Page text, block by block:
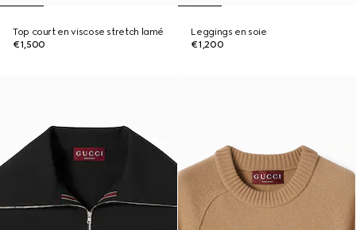
Top court en viscose stretch lamé
€1,500
Leggings en soie
€1,200